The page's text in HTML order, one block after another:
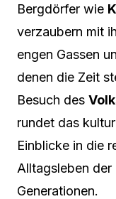
Bergdörfer wie
verzaubern mit
engen Gassen
denen die Zeit
Besuch des
rundet das
Einblicke in die
Alltagsleben
Generationen.